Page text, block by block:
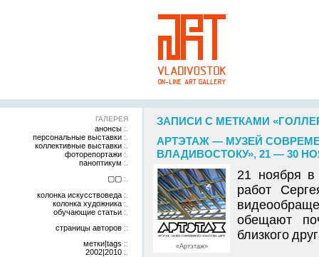
ГАЛЕРЕЯ
анонсы
персональные выставки
коллективные выставки
фоторепортажи
паноптикум
▢▢
колонка искусствоведа
колонка художника
обучающие статьи
страницы авторов
метки|tags
2002|2010
ЗАПИСИ С МЕТКАМИ
АРТЭТАЖ — МУЗЕЙ
ВЛАДИВОСТОКУ», 21 — 30
«Артэтаж»
21 ноября в
работ
обещают
близкого